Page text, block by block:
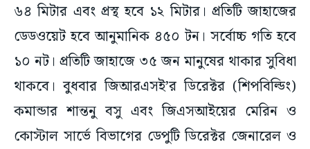
৬৪ মিটার এবং প্রস্থ হবে ১২ মিটার। প্রতিটি জাহাজের
ডেডওয়েট হবে আনুমানিক ৪৫০ টন। সর্বোচ্চ গতি হবে
১০ নট। প্রতিটি জাহাজে ৩৫ জন মানুষের থাকার সুবিধা
থাকবে। বুধবার জিআরএসই’র ডিরেক্টর (শিপবিল্ডিং)
কমান্ডার শান্তনু বসু এবং জিএসআইয়ের মেরিন ও
কোস্টাল সার্ভে বিভাগের ডেপুটি ডিরেক্টর জেনারেল ও